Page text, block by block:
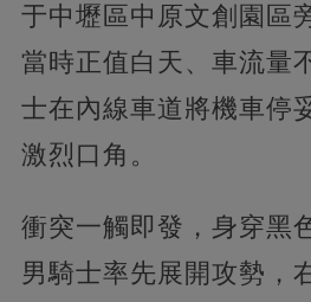
于中壢區中原文創園區
當時正值白天、車流量
士在內線車道將機車停
激烈口角。
衝突一觸即發，身穿黑
男騎士率先展開攻勢，